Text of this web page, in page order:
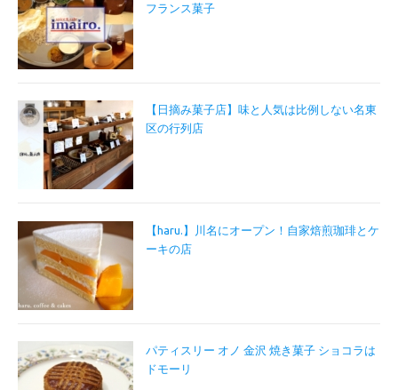
フランス菓子
【日摘み菓子店】味と人気は比例しない名東
区の行列店
【haru.】川名にオープン！自家焙煎珈琲とケ
ーキの店
パティスリー オノ 金沢 焼き菓子 ショコラは
ドモーリ